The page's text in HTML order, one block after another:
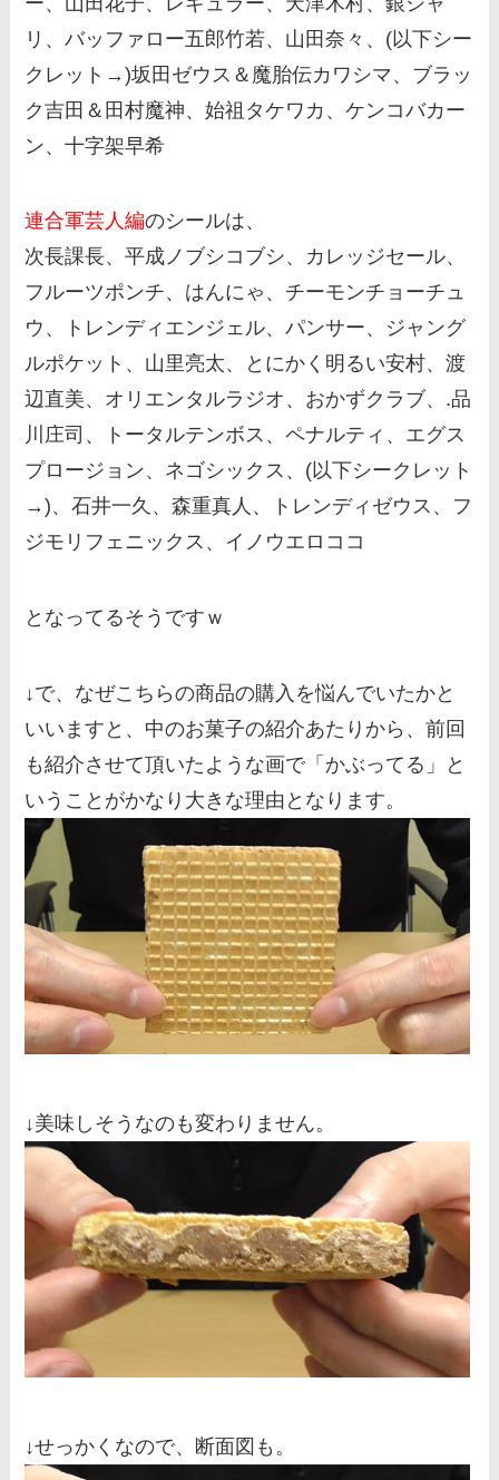
リ、バッファロー五郎竹若、山田奈々、(以下シー
クレット→)坂田ゼウス＆魔胎伝カワシマ、ブラッ
ク吉田＆田村魔神、始祖タケワカ、ケンコバカー
ン、十字架早希
連合軍芸人編のシールは、
次長課長、平成ノブシコブシ、カレッジセール、
フルーツポンチ、はんにゃ、チーモンチョーチュ
ウ、トレンディエンジェル、パンサー、ジャング
ルポケット、山里亮太、とにかく明るい安村、渡
辺直美、オリエンタルラジオ、おかずクラブ、.品
川庄司、トータルテンボス、ペナルティ、エグス
プロージョン、ネゴシックス、(以下シークレット
→)、石井一久、森重真人、トレンディゼウス、フ
ジモリフェニックス、イノウエロココ
となってるそうですｗ
↓で、なぜこちらの商品の購入を悩んでいたかと
いいますと、中のお菓子の紹介あたりから、前回
も紹介させて頂いたような画で「かぶってる」と
いうことがかなり大きな理由となります。
↓美味しそうなのも変わりません。
↓せっかくなので、断面図も。